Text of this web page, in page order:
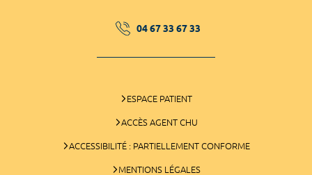
04 67 33 67 33
ESPACE PATIENT
ACCÈS AGENT CHU
ACCESSIBILITÉ : PARTIELLEMENT CONFORME
MENTIONS LÉGALES